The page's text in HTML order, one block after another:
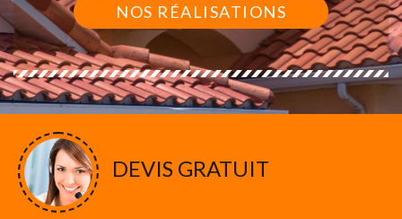
NOS RÉALISATIONS
DEVIS GRATUIT